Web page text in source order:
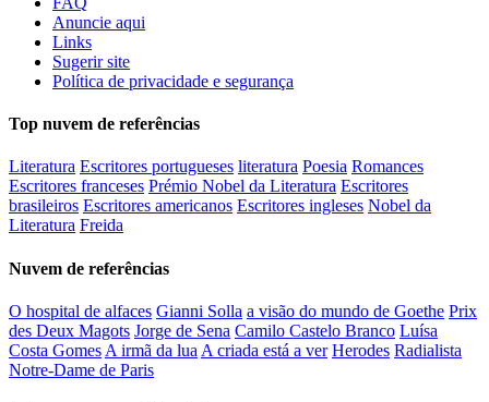
Anuncie aqui
Links
Sugerir site
Política de privacidade e segurança
Top nuvem de referências
Literatura Escritores portugueses literatura Poesia Romances
Escritores franceses Prémio Nobel da Literatura Escritores
brasileiros Escritores americanos Escritores ingleses Nobel da
Literatura Freida
Nuvem de referências
O hospital de alfaces Gianni Solla a visão do mundo de Goethe Prix
des Deux Magots Jorge de Sena Camilo Castelo Branco Luísa
Costa Gomes A irmã da lua A criada está a ver Herodes Radialista
Notre-Dame de Paris